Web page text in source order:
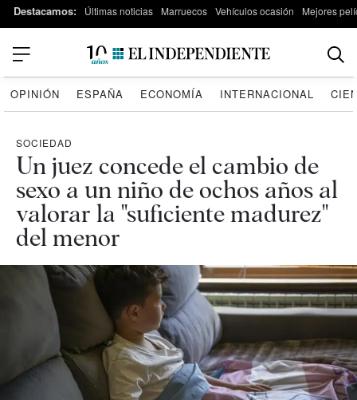
Destacamos: Últimas noticias Marruecos Vehículos ocasión Mejores
OPINIÓN ESPAÑA ECONOMÍA INTERNACIONAL
SOCIEDAD
Un juez concede el cambio de
sexo a un niño de ochos años al
valorar la "suficiente madurez"
del menor